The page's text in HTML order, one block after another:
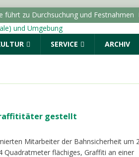
führt zu Durchsuchung und Festnahmen
“Die Schamanin” im Landesmuseum
erhielten BAföG-Geförderte im Jahr
Wähler zur Sanierung von Schultoiletten:
SERVICE ARCHIV
gestellt
Mitarbeiter der Bahnsicherheit um
Quadratmeter flächiges, Graffiti an einer